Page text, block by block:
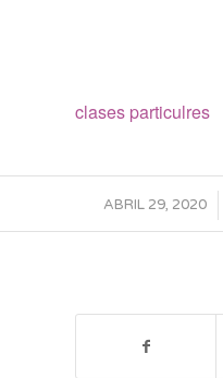
clases particulres
ABRIL 29, 2020
/